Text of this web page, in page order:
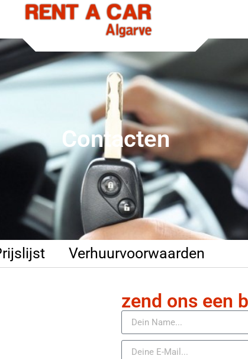
Contacten
Verhuurvoorwaarden
zend ons een